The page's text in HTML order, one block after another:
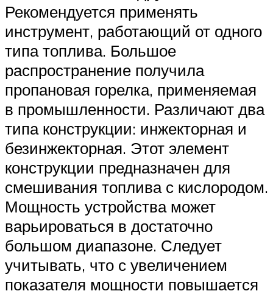
Рекомендуется применять
инструмент, работающий от одного
типа топлива. Большое
распространение получила
пропановая горелка, применяемая
в промышленности. Различают два
типа конструкции: инжекторная и
безинжекторная. Этот элемент
конструкции предназначен для
смешивания топлива с кислородом.
Мощность устройства может
варьироваться в достаточно
большом диапазоне. Следует
учитывать, что с увеличением
показателя мощности повышается